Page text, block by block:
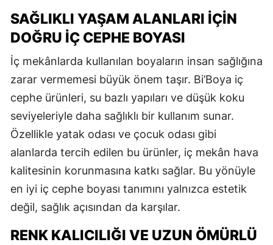
SAĞLIKLI YAŞAM ALANLARI İÇIN
DOĞRU İÇ CEPHE BOYASI
İç mekânlarda kullanılan boyaların insan sağlığına
zarar vermemesi büyük önem taşır. Bi’Boya iç
cephe ürünleri, su bazlı yapıları ve düşük koku
seviyeleriyle daha sağlıklı bir kullanım sunar.
Özellikle yatak odası ve çocuk odası gibi
alanlarda tercih edilen bu ürünler, iç mekân hava
kalitesinin korunmasına katkı sağlar. Bu yönüyle
en iyi iç cephe boyası tanımını yalnızca estetik
değil, sağlık açısından da karşılar.
RENK KALICILIĞI VE UZUN ÖMÜRLÜ